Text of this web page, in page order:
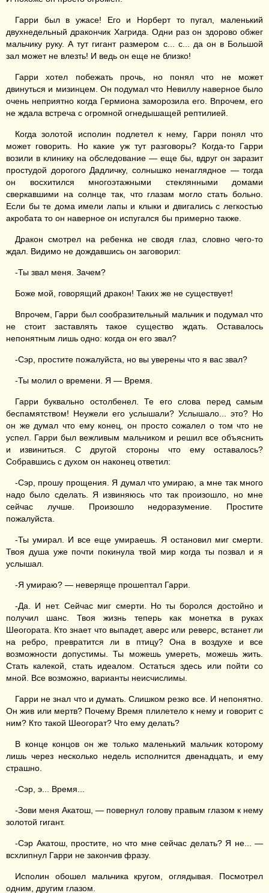
Гарри был в ужасе! Его и Норберт то пугал, маленький
двухнедельный дракончик Хагрида. Одни раз он здорово обжег
мальчику руку. А тут гигант размером с... с... да он в Большой
зал может не влезть! И ведь он еще не близко!
Гарри хотел побежать прочь, но понял что не может
двинуться и мизинцем. Он подумал что Невиллу наверное было
очень неприятно когда Гермиона заморозила его. Впрочем, его
не ждала встреча с огромной огнедышащей рептилией.
Когда золотой исполин подлетел к нему, Гарри понял что
может говорить. Но какие уж тут разговоры? Когда-то Гарри
возили в клинику на обследование — еще бы, вдруг он заразит
простудой дорогого Дадличку, солнышко ненаглядное — тогда
он восхитился многоэтажными стеклянными домами
сверкавшими на солнце так, что глазам могло стать больно.
Если бы те дома имели лапы и клыки и двигались с легкостью
акробата то он наверное он испугался бы примерно также.
Дракон смотрел на ребенка не сводя глаз, словно чего-то
ждал. Видимо не дождавшись он заговорил:
-Ты звал меня. Зачем?
Боже мой, говорящий дракон! Таких же не существует!
Впрочем, Гарри был сообразительный мальчик и подумал что
не стоит заставлять такое существо ждать. Оставалось
непонятным лишь одно: когда он его звал?
-Сэр, простите пожалуйста, но вы уверены что я вас звал?
-Ты молил о времени. Я — Время.
Гарри буквально остолбенел. Те его слова перед самым
беспамятством! Неужели его услышали? Услышало... это? Но
он же думал что ему конец, он просто сожалел о том что не
успел. Гарри был вежливым мальчиком и решил все объяснить
и извиниться. С другой стороны что ему оставалось?
Собравшись с духом он наконец ответил:
-Сэр, прошу прощения. Я думал что умираю, а мне так много
надо было сделать. Я извиняюсь что так произошло, но мне
сейчас лучше. Произошло недоразумение. Простите
пожалуйста.
-Ты умирал. И все еще умираешь. Я остановил миг смерти.
Твоя душа уже почти покинула твой мир когда ты позвал и я
услышал.
-Я умираю? — неверяще прошептал Гарри.
-Да. И нет. Сейчас миг смерти. Но ты боролся достойно и
получил шанс. Твоя жизнь теперь как монетка в руках
Шеогората. Кто знает что выпадет, аверс или реверс, встанет ли
на ребро, превратится ли в птицу? Она в воздухе и все
возможности допустимы. Ты можешь умереть, можешь жить.
Стать калекой, стать идеалом. Остаться здесь или пойти со
мной. Все возможно, варианты неисчислимы.
Гарри не знал что и думать. Слишком резко все. И непонятно.
Он жив или мертв? Почему Время плилетело к нему и говорит с
ним? Кто такой Шеогорат? Что ему делать?
В конце концов он же только маленький мальчик которому
лишь через несколько недель исполнится двенадцать, и ему
страшно.
-Сэр, э... Время...
-Зови меня Акатош, — повернул голову правым глазом к нему
золотой гигант.
-Сэр Акатош, простите, но что мне сейчас делать? Я не... —
всхлипнул Гарри не закончив фразу.
Исполин обошел мальчика кругом, оглядывая. Посмотрел
одним, другим глазом.